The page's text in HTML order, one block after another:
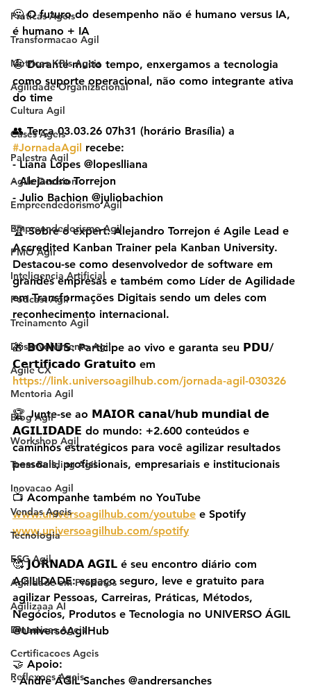
Praticas Ageis
Transformacao Agil
Metricas KPIs Ageis
Agilidade Organizacional
Cultura Agil
Cases Ageis
Palestra Agil
Agile Decision
Empreendedorismo Ágil
Empreendedorismo Agil
PMO Agil
Inteligencia Artificial
Podcast Agil
Treinamento Agil
Desenvolvimento Agil
Agile CX
Mentoria Agil
Blog Agil
Workshop Agil
Team Building Agil
Inovacao Agil
Vendas Ageis
Tecnologia
ESG Agil
Agilidade em Produtos
Agilizaaa AI
Dinamicas Ageis
Certificacoes Ageis
Reflexoes Ageis
🤔 O futuro do desempenho não é humano versus IA,
é humano + IA
😬 Durante muito tempo, enxergamos a tecnologia
como suporte operacional, não como integrante ativa
do time
👥 Terça 03.03.26 07h31 (horário Brasília) a
#JornadaAgil recebe:
- Liana Lopes @lopeslliana
- Alejandro Torrejon
- Julio Bachion @juliobachion
🏆 Sobre o expert: Alejandro Torrejon é Agile Lead e
Accredited Kanban Trainer pela Kanban University.
Destacou-se como desenvolvedor de software em
grandes empresas e também como Líder de Agilidade
em Transformações Digitais sendo um deles com
reconhecimento internacional.
🎁 𝗕𝗢𝗡𝗨𝗦: Participe ao vivo e garanta seu 𝗣𝗗𝗨/
𝗖𝗲𝗿𝘁𝗶𝗳𝗶𝗰𝗮𝗱𝗼 𝗚𝗿𝗮𝘁𝘂𝗶𝘁𝗼 em
https://link.universoagilhub.com/jornada-agil-030326
🏆 Junte-se ao 𝗠𝗔𝗜𝗢𝗥 𝗰𝗮𝗻𝗮𝗹/𝗵𝘂𝗯 𝗺𝘂𝗻𝗱𝗶𝗮𝗹 𝗱𝗲
𝗔𝗚𝗜𝗟𝗜𝗗𝗔𝗗𝗘 do mundo: +2.600 conteúdos e
caminhos estratégicos para você agilizar resultados
pessoais, profissionais, empresariais e institucionais
📺 Acompanhe também no YouTube
www.universoagilhub.com/youtube e Spotify
www.universoagilhub.com/spotify
🥰 𝗝𝗢𝗥𝗡𝗔𝗗𝗔 𝗔𝗚𝗜𝗟 é seu encontro diário com
AGILIDADE: espaço seguro, leve e gratuito para
agilizar Pessoas, Carreiras, Práticas, Métodos,
Negócios, Produtos e Tecnologia no UNIVERSO ÁGIL
@UniversoAgilHub
🤝 Apoio:
- Andre ÁGIL Sanches @andrersanches